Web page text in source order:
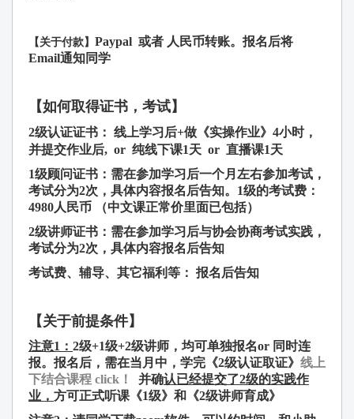
【关于付款】 Paypal 或者 人民币转账。报名后将
Email通知同学
【如何取得证书，考试】
2级认证证书： 线上学习后+做《实操作业》4小时，
并提交作业后, or 纯线下课1天 or 直播课1天
1级顾问证书： 需在参加学习后一个月左右参加考试，
考试分为2次，具体内容报名后告知。 1级的考试费 ：
4980人民币 （中文课正常价里面已包括）
2级讲师证书： 需在参加学习后与协会协商考试实践，
考试分为2次，具体内容报名后告知
考试费、辅导、其它福利等： 报名后告知
【关于前提条件】
注意1 ： 2级+1级+2级讲师，均可单独报名or 同时连
报。 报名后，需在当 月中，学完《2级认证取证》 线上
下结合课程 click！ 并确认已经提交了2级的实践作
业 ， 方可正式听课 《1级》和《2级讲师育成》